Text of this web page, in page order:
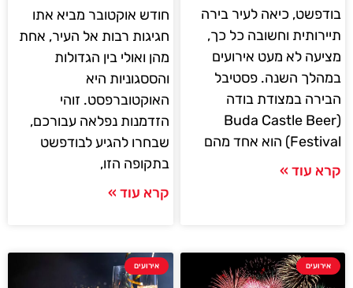
בודפשט, כיאה לעיר בירה
תיירותית וחשובה כל כך,
מציעה לא מעט אירועים
במהלך השנה. פסטיבל
הבירה במצודת בודה
(Buda Castle Beer
Festival) הוא אחד מהם
קרא עוד »
חודש אוקטובר מביא אתו
חגיגות רבות אל העיר, אחת
מהן ואולי בין הגדולות
והססגוניות היא
האוקטוברפסט. זוהי
הזדמנות נפלאה עבורכם,
שבחרו להגיע לבודפשט
בתקופה הזו,
קרא עוד »
אירועים אירועים